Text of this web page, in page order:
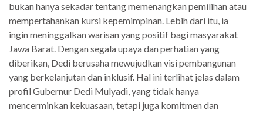
bukan hanya sekadar tentang memenangkan pemilihan atau
mempertahankan kursi kepemimpinan. Lebih dari itu, ia
ingin meninggalkan warisan yang positif bagi masyarakat
Jawa Barat. Dengan segala upaya dan perhatian yang
diberikan, Dedi berusaha mewujudkan visi pembangunan
yang berkelanjutan dan inklusif. Hal ini terlihat jelas dalam
profil Gubernur Dedi Mulyadi, yang tidak hanya
mencerminkan kekuasaan, tetapi juga komitmen dan